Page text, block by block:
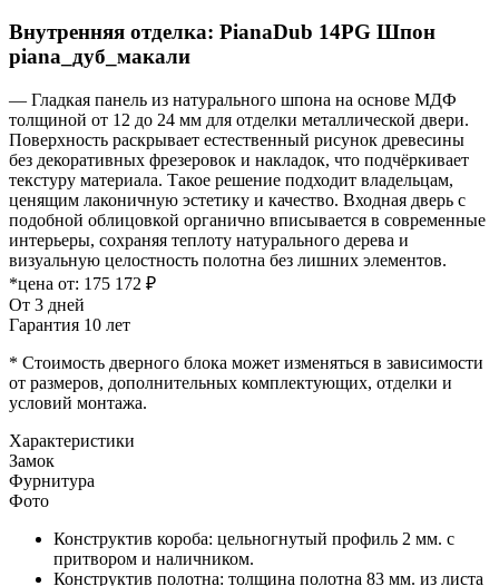
Внутренняя отделка: PianaDub 14PG Шпон
piana_дуб_макали
— Гладкая панель из натурального шпона на основе МДФ
толщиной от 12 до 24 мм для отделки металлической двери.
Поверхность раскрывает естественный рисунок древесины
без декоративных фрезеровок и накладок, что подчёркивает
текстуру материала. Такое решение подходит владельцам,
ценящим лаконичную эстетику и качество. Входная дверь с
подобной облицовкой органично вписывается в современные
интерьеры, сохраняя теплоту натурального дерева и
визуальную целостность полотна без лишних элементов.
*цена от: 175 172 ₽
От 3 дней
Гарантия 10 лет
* Стоимость дверного блока может изменяться в зависимости
от размеров, дополнительных комплектующих, отделки и
условий монтажа.
Характеристики
Замок
Фурнитура
Фото
Конструктив короба: цельногнутый профиль 2 мм. с
притвором и наличником.
Конструктив полотна: толщина полотна 83 мм. из листа